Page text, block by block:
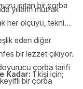
ısıtan bir çorba
eden diğer
bir lezzet çıkıyor.
çorba tarifi
keyifli bir çorba
yılların mutfak
her ölçüyü, tekniği
okurlarını
Kadar: 1 kişi için;